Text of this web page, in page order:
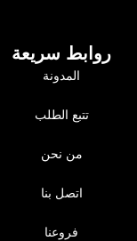
روابط سريعة
المدونة
تتبع الطلب
من نحن
اتصل بنا
فروعنا